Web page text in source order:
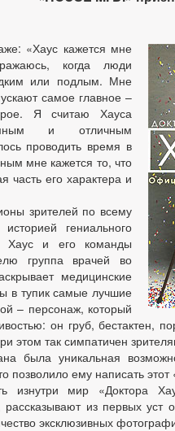
«Хаус кажется мне
когда люди
или подлым. Мне
самое главное –
Я считаю Хауса
и отличным
проводить время в
мне кажется то, что
часть его характера и
зрителей по всему
гениального
Хаус и его команды
группа врачей во
медицинские
в тупик самые лучшие
– персонаж, который
он груб, бестактен,
этом так симпатичен
была уникальная
позволило ему написать этот
изнутри мир «Доктора
из первых уст
эксклюзивных